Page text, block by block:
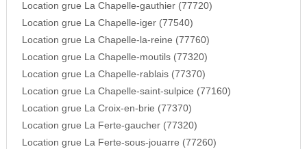
Location grue La Chapelle-gauthier (77720)
Location grue La Chapelle-iger (77540)
Location grue La Chapelle-la-reine (77760)
Location grue La Chapelle-moutils (77320)
Location grue La Chapelle-rablais (77370)
Location grue La Chapelle-saint-sulpice (77160)
Location grue La Croix-en-brie (77370)
Location grue La Ferte-gaucher (77320)
Location grue La Ferte-sous-jouarre (77260)